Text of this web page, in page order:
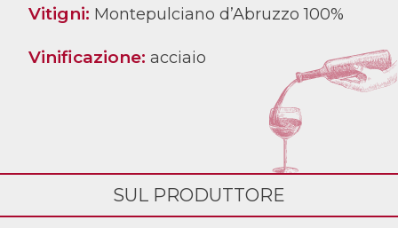
Vitigni: Montepulciano d’Abruzzo 100%
Vinificazione: acciaio
SUL PRODUTTORE